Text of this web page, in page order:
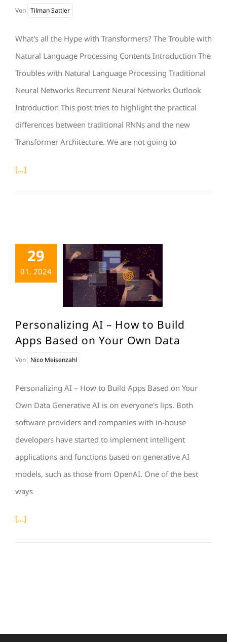
Von Tilman Sattler
What's all the Hype with Transformers? The Trouble with
Natural Language Processing Contents Introduction The
Troubles with Natural Language Processing Traditional
Neural Networks Recurrent Neural Networks Outlook
Introduction This post tries to highlight the practical
differences between traditional RNNs and the new
Transformer Architecture. We are not going to
[...]
29
01. 2024
Personalizing AI – How to Build
Apps Based on Your Own Data
Von Nico Meisenzahl
Personalizing AI – How to Build Apps Based on Your
Own Data Generative AI is on everyone's lips. Both
software providers and companies with in-house
developers have started to implement intelligent
applications and functions based on generative AI
models, such as those from OpenAI. One of the best
ways
[...]